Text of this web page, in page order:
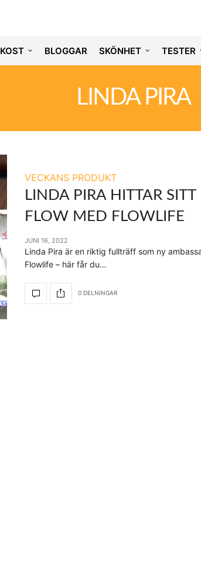
KOST BLOGGAR SKÖNHET TESTER
LINDA PIRA
VECKANS PRODUKT
LINDA PIRA HITTAR SITT
FLOW MED FLOWLIFE
JUNI 16, 2022
Linda Pira är en riktig fullträff som ny
Flowlife – här får du…
0 DELNINGAR